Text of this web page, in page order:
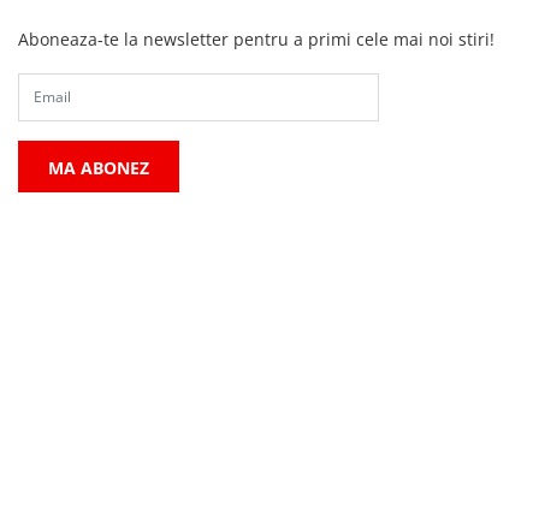
Aboneaza-te la newsletter pentru a primi cele mai noi stiri!
MA ABONEZ